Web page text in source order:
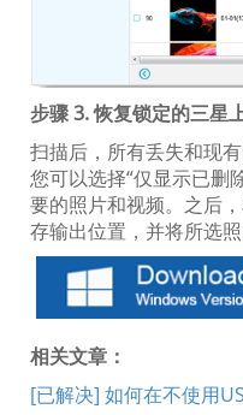
步骤 3. 恢复锁定的三星
扫描后，所有丢失和现
您可以选择“仅显示已删
要的照片和视频。之后
存输出位置，并将所选
相关文章：
[已解决] 如何在不使用